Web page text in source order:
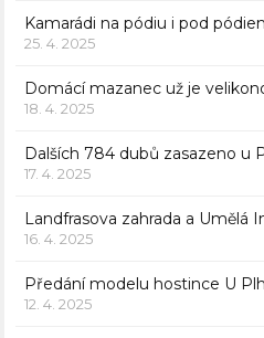
Kamarádi na pódiu i pod
25. 4. 2025
Domácí mazanec už je
18. 4. 2025
Dalších 784 dubů zasazeno u
17. 4. 2025
Landfrasova zahrada a Umělá
16. 4. 2025
Předání modelu hostince U
12. 4. 2025